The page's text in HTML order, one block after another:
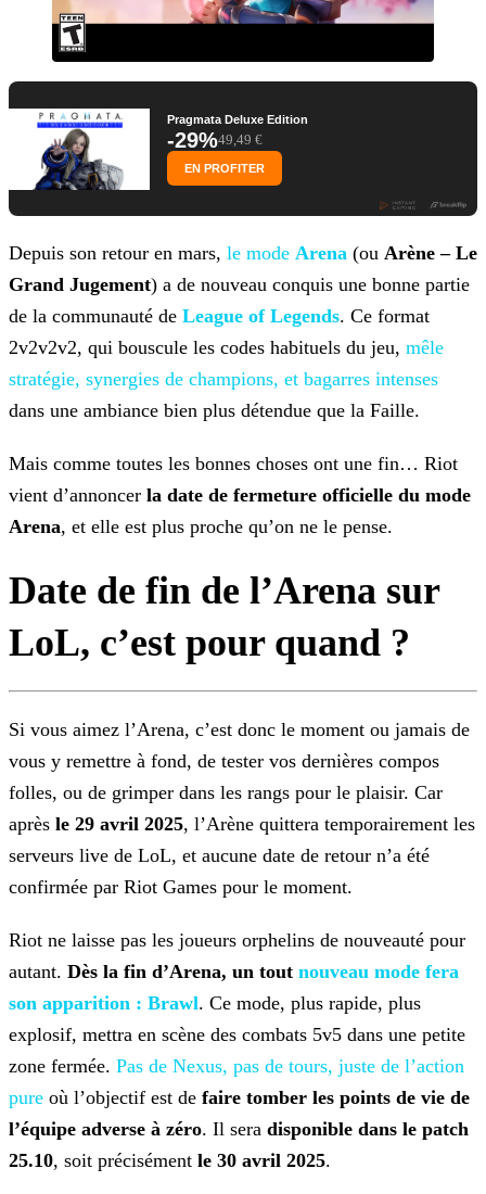
Pragmata Deluxe Edition
-29%49,49 €
EN PROFITER
Depuis son retour en mars, le mode Arena (ou Arène – Le
Grand Jugement) a de nouveau conquis une bonne partie
de la communauté de League of Legends. Ce format
2v2v2v2, qui bouscule les codes habituels du jeu, mêle
stratégie, synergies de champions, et bagarres intenses
dans une ambiance bien plus détendue que la Faille.
Mais comme toutes les bonnes choses ont une fin… Riot
vient d’annoncer la date de fermeture officielle du mode
Arena, et elle est plus proche qu’on ne le pense.
Date de fin de l’Arena sur
LoL, c’est pour quand ?
Si vous aimez l’Arena, c’est donc le moment ou jamais de
vous y remettre à fond, de tester vos dernières compos
folles, ou de grimper dans les rangs pour le plaisir. Car
après le 29 avril 2025, l’Arène quittera temporairement les
serveurs live de LoL, et aucune date de retour n’a été
confirmée par Riot Games pour le moment.
Riot ne laisse pas les joueurs orphelins de nouveauté pour
autant. Dès la fin d’Arena, un tout nouveau mode fera
son apparition : Brawl. Ce mode, plus rapide, plus
explosif, mettra en scène des combats 5v5 dans une petite
zone fermée. Pas de Nexus, pas de tours, juste de l’action
pure où l’objectif est de faire tomber les points de vie de
l’équipe adverse à zéro. Il sera disponible dans le patch
25.10, soit précisément le 30 avril 2025.